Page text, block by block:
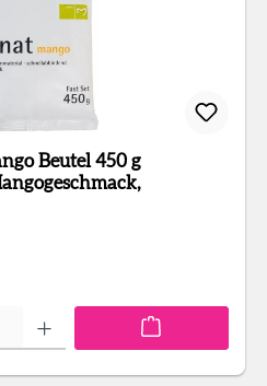
450 g
Wert ein oder benutze die